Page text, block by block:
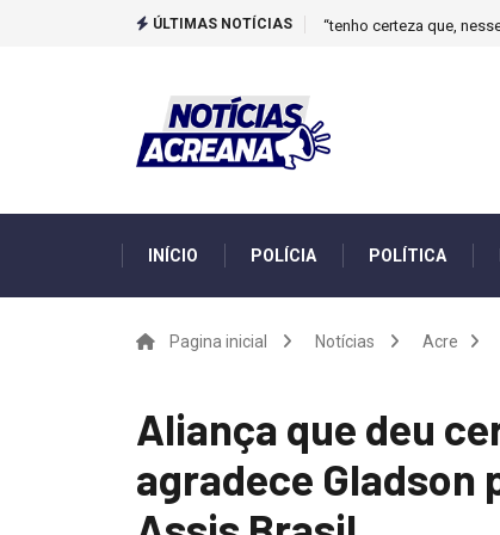
ÚLTIMAS NOTÍCIAS “tenho certeza que,
INÍCIO POLÍCIA POLÍTICA
Pagina inicial Notícias Acre
Aliança que deu
agradece Gladson